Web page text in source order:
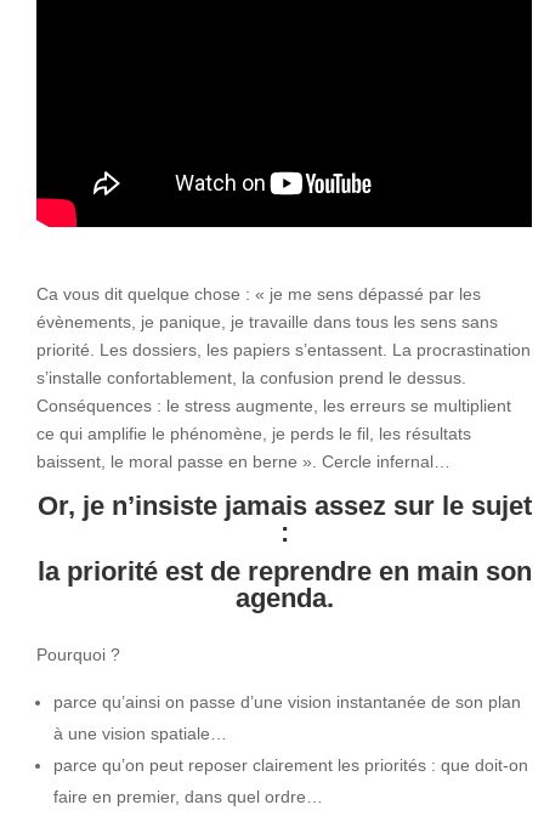
Ca vous dit quelque chose : « je me sens dépassé par les
évènements, je panique, je travaille dans tous les sens sans
priorité. Les dossiers, les papiers s’entassent. La procrastination
s’installe confortablement, la confusion prend le dessus.
Conséquences : le stress augmente, les erreurs se multiplient
ce qui amplifie le phénomène, je perds le fil, les résultats
baissent, le moral passe en berne ». Cercle infernal…
Or, je n’insiste jamais assez sur le sujet
:
la priorité est de reprendre en main son
agenda.
Pourquoi ?
parce qu’ainsi on passe d’une vision instantanée de son plan
à une vision spatiale…
parce qu’on peut reposer clairement les priorités : que doit-on
faire en premier, dans quel ordre…